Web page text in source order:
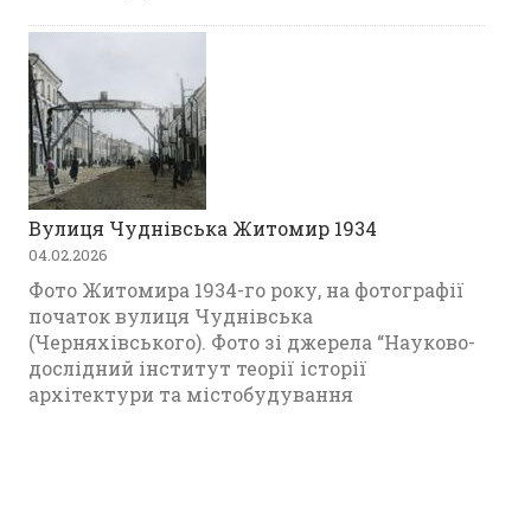
Вулиця Чуднівська Житомир 1934
04.02.2026
Фото Житомира 1934-го року, на фотографії
початок вулиця Чуднівська
(Черняхівського). Фото зі джерела “Науково-
дослідний інститут теорії історії
архітектури та містобудування